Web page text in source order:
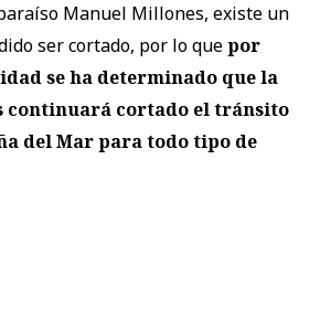
Manuel Millones, existe un
ser cortado, por lo quepor
se ha determinado que la
continuará cortado el tránsito
del Mar para todo tipo de